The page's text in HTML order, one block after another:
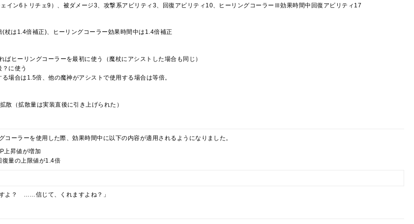
イン6トリチェ9）、被ダメージ3、攻撃系アビリティ3、回復アビリティ10、ヒーリングコーラーⅢ効果時間中回復アビリティ17
(杖は1.4倍補正)、ヒーリングコーラー効果時間中は1.4倍補正
ばヒーリングコーラーを最初に使う（魔杖にアシストした場合も同じ）
に使う
場合は1.5倍、他の魔神がアシストで使用する場合は等倍。
散（拡散量は実装直後に引き上げられた）
コーラーを使用した際、効果時間中に以下の内容が適用されるようになりました。
上昇値が増加
復量の上限値が1.4倍
すよ？ ……信じて、くれますよね？」